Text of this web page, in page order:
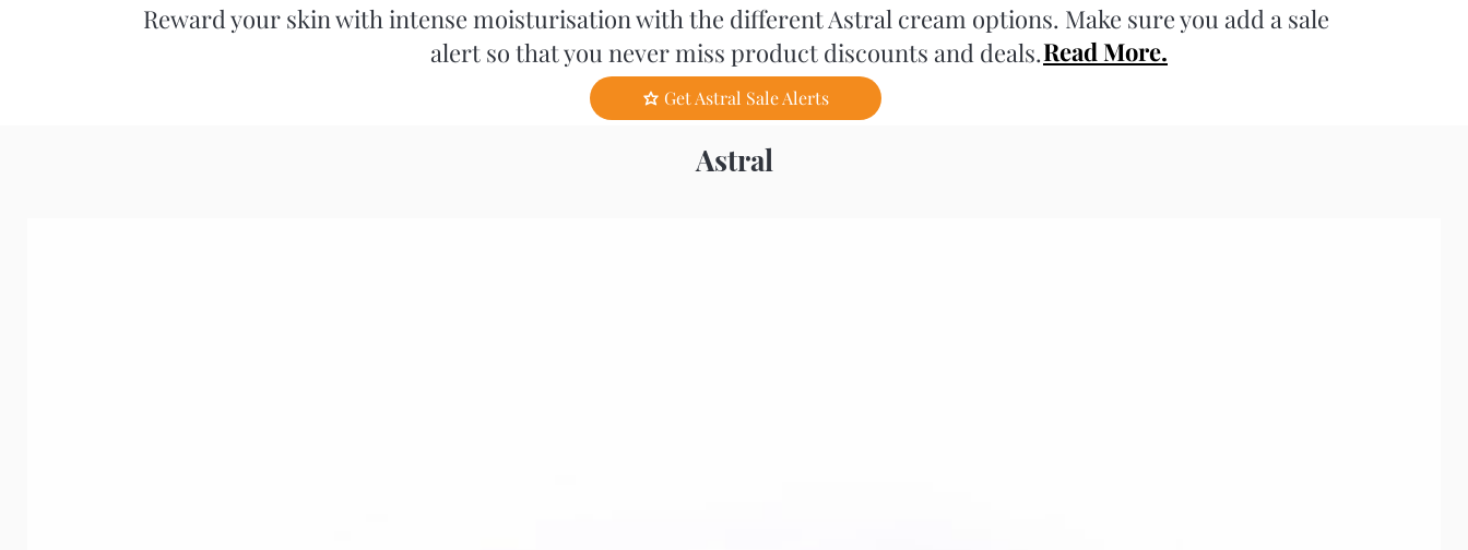
Read More.
Reward your skin with intense moisturisation with the different Astral cream options. Make sure you add a sale
alert so that you never miss product discounts and deals.
Get Astral Sale Alerts
Astral